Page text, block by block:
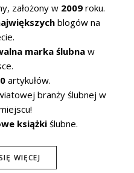
założony w 2009 roku.
blogów na
marka ślubnaw
artykułów.
branży ślubnej w
książki ślubne.
WIĘCEJ